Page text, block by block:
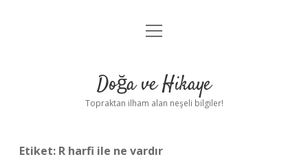
Anasayfa
Yasal Uyarı
menüyü
Doğa ve Hikaye
Topraktan ilham alan neşeli bilgiler!
Etiket: R harfi ile ne vardır